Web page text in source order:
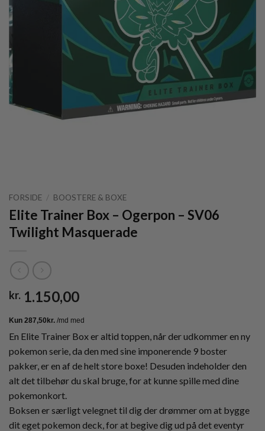
FORSIDE / BOOSTERE & BOXE
Elite Trainer Box – Ogerpon – SV06
Twilight Masquerade
kr. 1.150,00
En Elite Trainer Box er altid toppen, når der udkommer en ny
pokemon serie, da den med sine imponerende 9 boster
pakker, er en af de helt store boxe! Desuden indeholder den
alt det tilbehør du skal bruge, for at kunne spille med dine
pokemonkort.
Boksen er særligt velegnet til dig der drømmer om at bygge
dit eget pokemon deck, for at begive dig ud på det eventyr